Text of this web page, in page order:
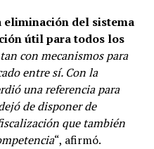
eliminación del sistema
útil para todos los
con mecanismos para
entre sí. Con la
una referencia para
de disponer de
que también
“, afirmó.